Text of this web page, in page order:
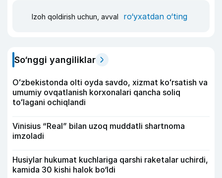
Izoh qoldirish uchun, avval ro‘yxatdan o‘ting
So‘nggi yangiliklar
Oʻzbekistonda olti oyda savdo, xizmat koʻrsatish va
umumiy ovqatlanish korxonalari qancha soliq
toʻlagani ochiqlandi
Vinisius “Real” bilan uzoq muddatli shartnoma
imzoladi
Husiylar hukumat kuchlariga qarshi raketalar uchirdi,
kamida 30 kishi halok bo‘ldi